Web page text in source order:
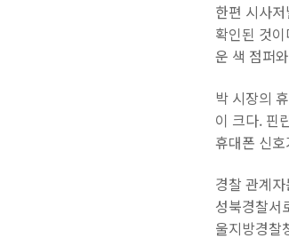
한편 시사
확인된 것
운 색 점퍼
박 시장의
이 크다. 핀
휴대폰 신
경찰 관계
성북경찰서
울지방경찰